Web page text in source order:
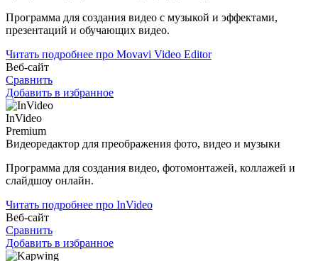
Программа для создания видео с музыкой и эффектами,
презентаций и обучающих видео.
Читать подробнее про Movavi Video Editor
Веб-сайт
Сравнить
Добавить в избранное
InVideo
Premium
Видеоредактор для преображения фото, видео и музыки
Программа для создания видео, фотомонтажей, коллажей и
слайдшоу онлайн.
Читать подробнее про InVideo
Веб-сайт
Сравнить
Добавить в избранное